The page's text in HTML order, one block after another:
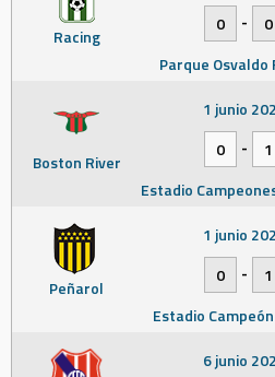
Racing
0
-
0
Parque Osvaldo
Boston River
1 junio
0
-
1
Estadio
Peñarol
1 junio
0
-
1
Estadio
6 junio